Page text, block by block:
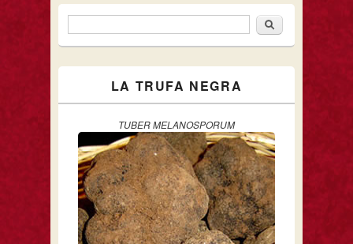
Formulario de búsquedaBuscar
LA TRUFA NEGRA
TUBER MELANOSPORUM